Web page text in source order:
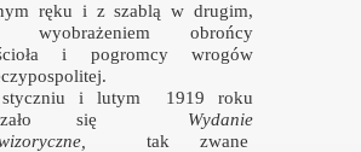
ręku i z szablą w drugim,
wyobrażeniem
obrońcy
i pogromcy wrogów
i lutym
1919 roku
się
Wydanie
tak zwane